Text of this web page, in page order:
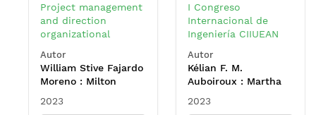
Project management
and direction
organizational
the PM4AC model
Autor
William Stive Fajardo
Moreno : Milton
Varón : Nelson
2023
I Congreso
Internacional de
Ingeniería CIIUEAN
Colombia)
Autor
Kélian F. M.
Auboiroux : Martha
: Juana Valentina
2023